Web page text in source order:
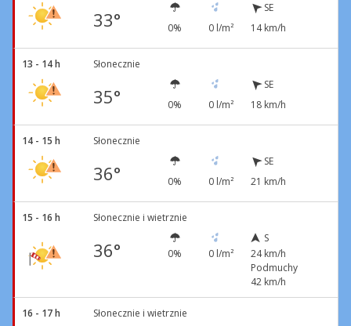
33° 0% 0 l/m²
SE
14 km/h
13 - 14 h Słonecznie
35° 0% 0 l/m²
SE
18 km/h
14 - 15 h Słonecznie
36° 0% 0 l/m²
SE
21 km/h
15 - 16 h Słonecznie i wietrznie
36° 0% 0 l/m²
S
24 km/h
Podmuchy
42 km/h
16 - 17 h Słonecznie i wietrznie